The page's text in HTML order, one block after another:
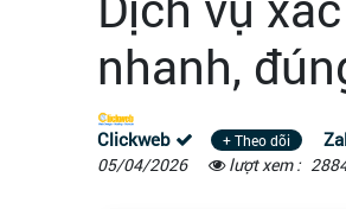
nhanh,
Clickweb + Theo dõi
05/04/2026 lượt xem :